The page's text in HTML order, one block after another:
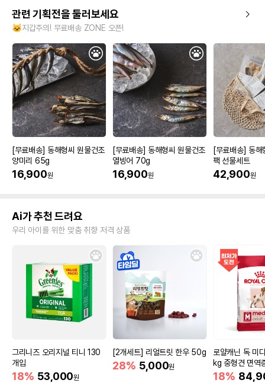
관련 기획전을 둘러보세요
🐱지갑주의! 무료배송 ZONE 오픈!
[무료배송] 동해형씨 원물건조
양미리 65g
16,900원
[무료배송] 동해형씨 원물건조
열빙어 70g
16,900원
[무료배송] 동
팩 선물세트
42,900원
Ai가 추천 드려요
우리 아이를 위한 맞춤 취향 저격 상품
그리니즈 오리지널 티니 130
개입
18% 53,000원
[2개세트] 리얼트릿 한우 50g
28% 5,000원
로얄캐닌 독 미
kg 중형견 면역
18%